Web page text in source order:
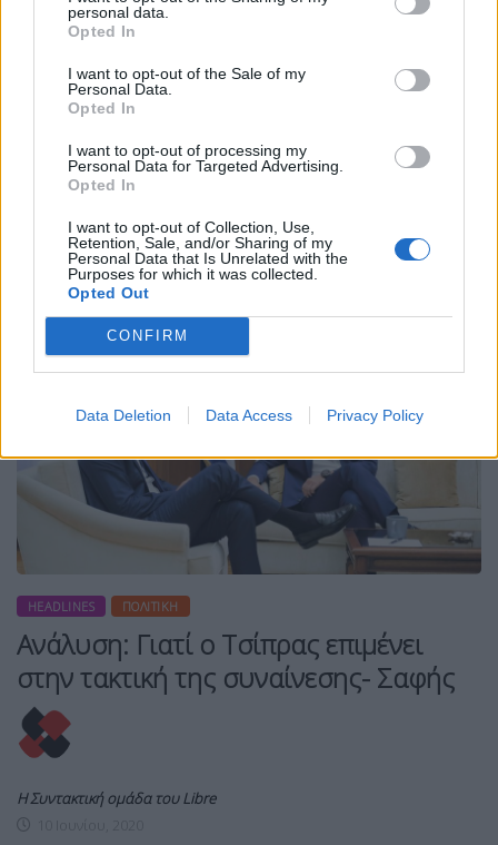
personal data.
Opted In
I want to opt-out of the Sale of my
Personal Data.
Opted In
I want to opt-out of processing my
Personal Data for Targeted Advertising.
Opted In
I want to opt-out of Collection, Use,
Retention, Sale, and/or Sharing of my
Personal Data that Is Unrelated with the
Purposes for which it was collected.
Opted Out
CONFIRM
Data Deletion Data Access Privacy Policy
16 Δεκεμβρίου, 2020
Το έγγραφο έχει σταλεί, ήδη, από το Υπουργείο
Υγείας, στα 1.018 εμβολιαστικά κέντρα όλης της
χώρας και αποτελεί την υποχρεωτική συναίνεση
των πολιτών πριν τον εμβολιασμό, εάν και
εφόσον δεν μπορούν να συναινέσουν προφορικά.
Όπως προβλέπεται στις οδηγίες που απεστάλησαν
στα εμβολιαστικά κέντρα και συντάχθηκαν από το
υπουργείο Υγείας σε συνεργασία με την Εθνική
Επιτροπή […]
ΠΕΡΙΣΣΌΤΕΡΑ ...
HEADLINES ΠΟΛΙΤΙΚΉ
Ανάλυση: Γιατί ο Τσίπρας επιμένει
στην τακτική της συναίνεσης- Σαφής
Η Συντακτική ομάδα του Libre